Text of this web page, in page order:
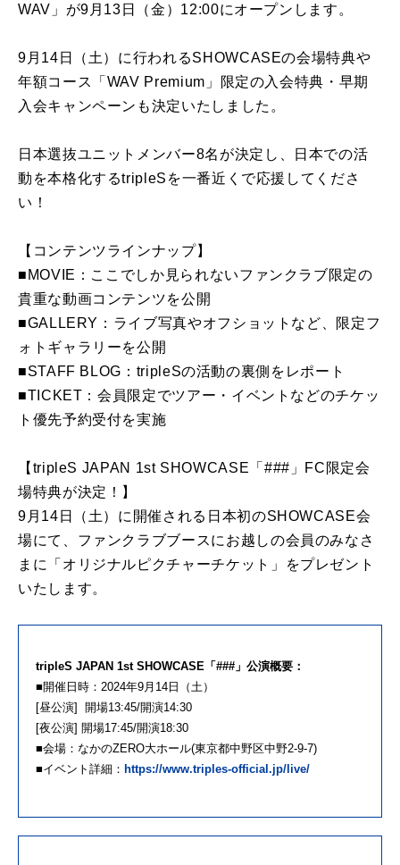
WAV」が9月13日（金）12:00にオープンします。
9月14日（土）に行われるSHOWCASEの会場特典や
年額コース「WAV Premium」限定の入会特典・早期
入会キャンペーンも決定いたしました。
日本選抜ユニットメンバー8名が決定し、日本での活
動を本格化するtripleSを一番近くで応援してくださ
い！
【コンテンツラインナップ】
■MOVIE：ここでしか見られないファンクラブ限定の
貴重な動画コンテンツを公開
■GALLERY：ライブ写真やオフショットなど、限定フ
ォトギャラリーを公開
■STAFF BLOG：tripleSの活動の裏側をレポート
■TICKET：会員限定でツアー・イベントなどのチケッ
ト優先予約受付を実施
【tripleS JAPAN 1st SHOWCASE「###」FC限定会
場特典が決定！】
9月14日（土）に開催される日本初のSHOWCASE会
場にて、ファンクラブブースにお越しの会員のみなさ
まに「オリジナルピクチャーチケット」をプレゼント
いたします。
tripleS JAPAN 1st SHOWCASE「###」公演概要：
■開催日時：2024年9月14日（土）
[昼公演] 開場13:45/開演14:30
[夜公演] 開場17:45/開演18:30
■会場：なかのZERO大ホール(東京都中野区中野2-9-7)
■イベント詳細： https://www.triples-official.jp/live/